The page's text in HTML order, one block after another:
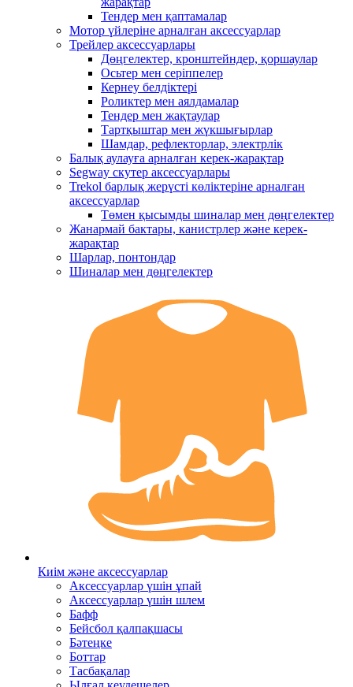
Тендер мен қаптамалар
Мотор үйлеріне арналған аксессуарлар
Трейлер аксессуарлары
Дөңгелектер, кронштейндер, қоршаулар
Осьтер мен серіппелер
Кернеу белдіктері
Роликтер мен аялдамалар
Тендер мен жақтаулар
Тартқыштар мен жүкшығырлар
Шамдар, рефлекторлар, электрлік
Балық аулауға арналған керек-жарақтар
Segway скутер аксессуарлары
Trekol барлық жерүсті көліктеріне арналған
аксессуарлар
Төмен қысымды шиналар мен дөңгелектер
Жанармай бактары, канистрлер және керек-
жарақтар
Шарлар, понтондар
Шиналар мен дөңгелектер
Киім және аксессуарлар
Аксессуарлар үшін ұпай
Аксессуарлар үшін шлем
Бафф
Бейсбол қалпақшасы
Бәтеңке
Боттар
Тасбақалар